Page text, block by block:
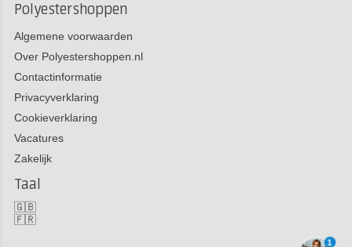
Polyestershoppen
Algemene voorwaarden
Over Polyestershoppen.nl
Contactinformatie
Privacyverklaring
Cookieverklaring
Vacatures
Zakelijk
Taal
🇬🇧
🇫🇷
1